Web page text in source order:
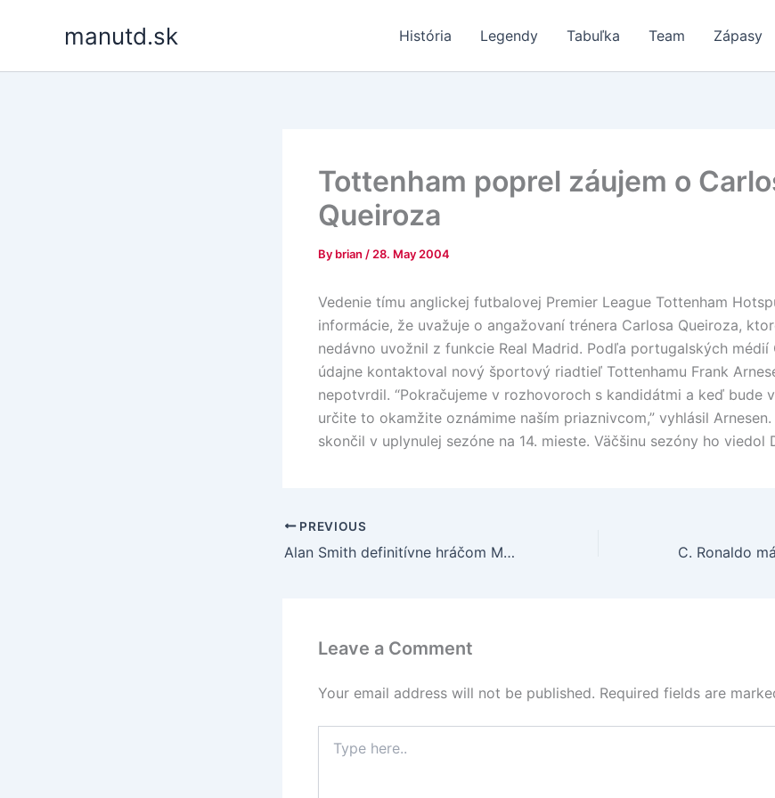
manutd.sk História Legendy Tabuľka Team Zápasy
Tottenham poprel záujem o
Queiroza
By brian / 28. May 2004
Vedenie tímu anglickej futbalovej Premier League Tottenham
informácie, že uvažuje o angažovaní trénera Carlosa Queiroza,
nedávno uvožnil z funkcie Real Madrid. Podľa portugalských médií
údajne kontaktoval nový športový riadtieľ Tottenhamu Frank
nepotvrdil. “Pokračujeme v rozhovoroch s kandidátmi a keď bude
určite to okamžite oznámime naším priaznivcom,” vyhlásil
skončil v uplynulej sezóne na 14. mieste. Väčšinu sezóny ho viedol
PREVIOUS
Alan Smith definitívne hráčom Manchestru United
Leave a Comment
Your email address will not be published. Required fields are
here..